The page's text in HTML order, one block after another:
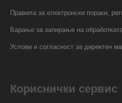
Правила за електронски пораки,
Барање за запирање на
Услови и согласност за директен
Кориснички сервис